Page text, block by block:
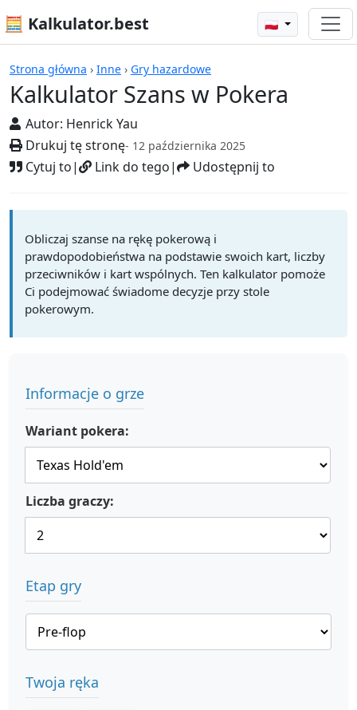
🧮 Kalkulator.best 🇵🇱
Strona główna › Inne › Gry hazardowe
Kalkulator Szans w Pokera
Autor: Henrick Yau
Drukuj tę stronę- 12 października 2025
Cytuj to| Link do tego| Udostępnij to
Kalkulatory
Obliczaj szanse na rękę pokerową i
prawdopodobieństwa na podstawie swoich kart, liczby
przeciwników i kart wspólnych. Ten kalkulator pomoże
Ci podejmować świadome decyzje przy stole
pokerowym.
Informacje o grze
Wariant pokera:
Liczba graczy:
Etap gry
Twoja ręka